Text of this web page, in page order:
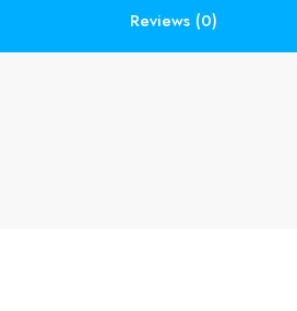
Reviews (0)